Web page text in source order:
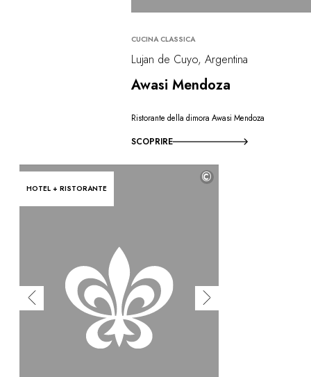
CUCINA CLASSICA
Lujan de Cuyo, Argentina
Awasi Mendoza
Ristorante della dimora Awasi Mendoza
SCOPRIRE
HOTEL + RISTORANTE
©